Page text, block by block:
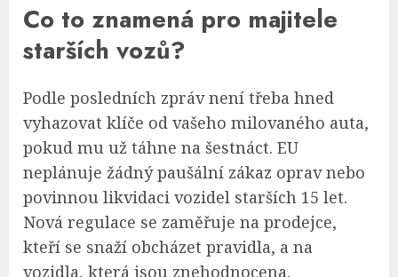
Co to znamená pro majitele
starších vozů?
Podle posledních zpráv není třeba hned
vyhazovat klíče od vašeho milovaného auta,
pokud mu už táhne na šestnáct. EU
neplánuje žádný paušální zákaz oprav nebo
povinnou likvidaci vozidel starších 15 let.
Nová regulace se zaměřuje na prodejce,
kteří se snaží obcházet pravidla, a na
vozidla, která jsou znehodnocena.